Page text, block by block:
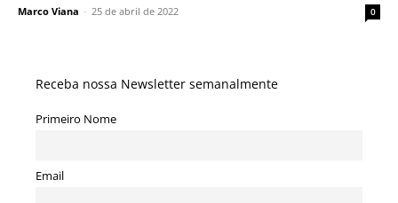
Marco Viana - 25 de abril de 2022 0
Receba nossa Newsletter semanalmente
Primeiro Nome
Email